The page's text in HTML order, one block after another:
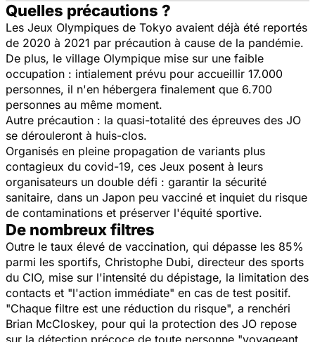
Quelles précautions ?
Les Jeux Olympiques de Tokyo avaient déjà été reportés
de 2020 à 2021 par précaution à cause de la pandémie.
De plus, le village Olympique mise sur une faible
occupation : intialement prévu pour accueillir 17.000
personnes, il n'en hébergera finalement que 6.700
personnes au même moment.
Autre précaution : la quasi-totalité des épreuves des JO
se dérouleront à huis-clos.
Organisés en pleine propagation de variants plus
contagieux du covid-19, ces Jeux posent à leurs
organisateurs un double défi : garantir la sécurité
sanitaire, dans un Japon peu vacciné et inquiet du risque
de contaminations et préserver l'équité sportive.
De nombreux filtres
Outre le taux élevé de vaccination, qui dépasse les 85%
parmi les sportifs, Christophe Dubi, directeur des sports
du CIO, mise sur l'intensité du dépistage, la limitation des
contacts et "l'action immédiate" en cas de test positif.
"Chaque filtre est une réduction du risque", a renchéri
Brian McCloskey, pour qui la protection des JO repose
sur la détection précoce de toute personne "voyageant